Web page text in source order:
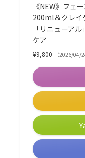
《NEW》フェ
200ml＆クレ
「リニューア
ケア
¥9,800 （2026/04/